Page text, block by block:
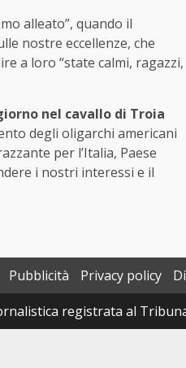
alleato”, quando il
nostre eccellenze, che
a loro “state calmi, ragazzi,
nel cavallo di Troia
degli oligarchi americani
per l’Italia, Paese
i nostri interessi e il
Pubblicità Privacy policy
registrata al